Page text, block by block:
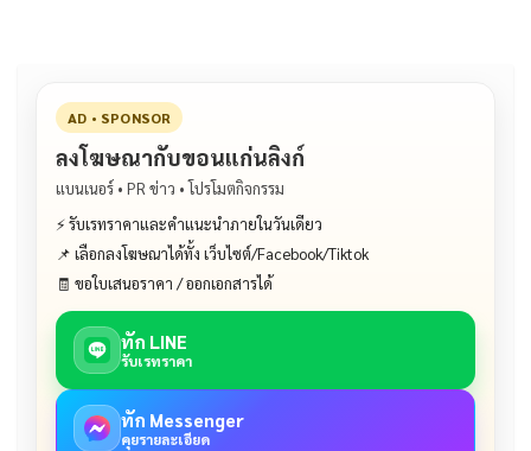
AD • SPONSOR
ลงโฆษณากับขอนแก่นลิงก์
แบนเนอร์ • PR ข่าว • โปรโมตกิจกรรม
⚡ รับเรทราคาและคำแนะนำภายในวันเดียว
📌 เลือกลงโฆษณาได้ทั้ง เว็บไซต์/Facebook/Tiktok
🧾 ขอใบเสนอราคา / ออกเอกสารได้
ทัก LINE
รับเรทราคา
ทัก Messenger
คุยรายละเอียด